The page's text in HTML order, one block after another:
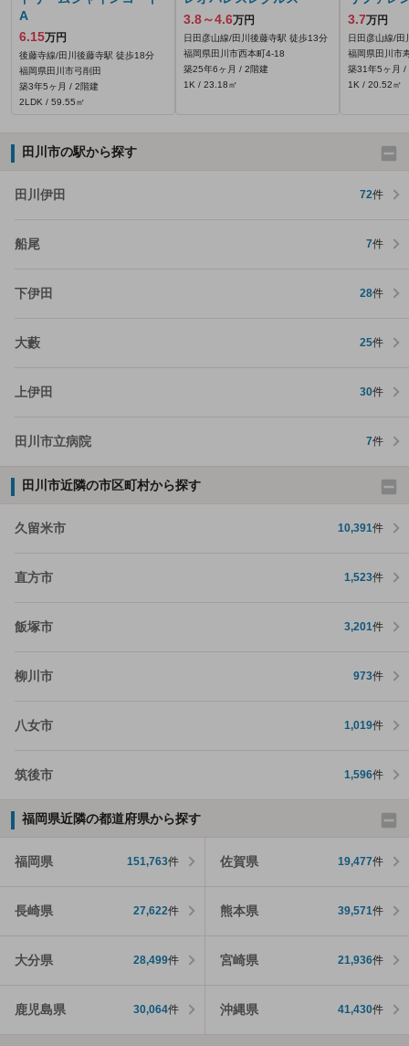
A
6.15万円
後藤寺線/田川後藤寺駅 徒歩18分
福岡県田川市弓削田
築3年5ヶ月 / 2階建
2LDK / 59.55㎡
3.8～4.6万円
日田彦山線/田川後藤寺駅 徒歩13分
福岡県田川市西本町4-18
築25年6ヶ月 / 2階建
1K / 23.18㎡
3.7万円
日田彦山線/田
福岡県田川市
築31年5ヶ月 /
1K / 20.52㎡
田川市の駅から探す
田川伊田 72件
船尾 7件
下伊田 28件
大藪 25件
上伊田 30件
田川市立病院 7件
田川市近隣の市区町村から探す
久留米市 10,391件
直方市 1,523件
飯塚市 3,201件
柳川市 973件
八女市 1,019件
筑後市 1,596件
福岡県近隣の都道府県から探す
福岡県 151,763件 佐賀県 19,477件
長崎県 27,622件 熊本県 39,571件
大分県 28,499件 宮崎県 21,936件
鹿児島県 30,064件 沖縄県 41,430件